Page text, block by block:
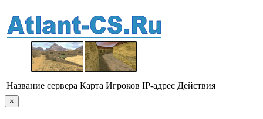
Название сервера Карта Игроков IP-адрес Действия
×